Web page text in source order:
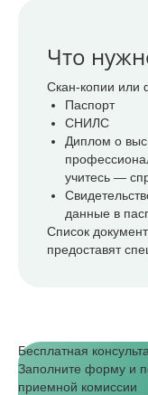
Что
Скан-копии или
Паспорт
СНИЛС
Диплом о
учитесь —
данные в
Список
предоставят
Бесплатная
Заполните форму и
приемной комиссии